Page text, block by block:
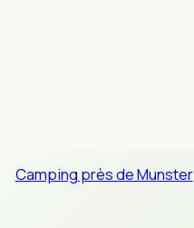
Camping près de Munster